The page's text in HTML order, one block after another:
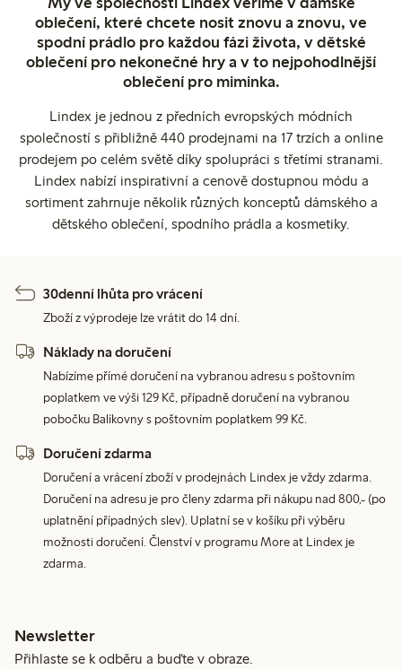
oblečení, které chcete nosit znovu a znovu, ve
spodní prádlo pro každou fázi života, v dětské
oblečení pro nekonečné hry a v to nejpohodlnější
oblečení pro miminka.
Lindex je jednou z předních evropských módních
společností s přibližně 440 prodejnami na 17 trzích a online
prodejem po celém světě díky spolupráci s třetími stranami.
Lindex nabízí inspirativní a cenově dostupnou módu a
sortiment zahrnuje několik různých konceptů dámského a
dětského oblečení, spodního prádla a kosmetiky.
30denní lhůta pro vrácení
Zboží z výprodeje lze vrátit do 14 dní.
Náklady na doručení
Nabízíme přímé doručení na vybranou adresu s poštovním
poplatkem ve výši 129 Kč, případně doručení na vybranou
pobočku Balíkovny s poštovním poplatkem 99 Kč.
Doručení zdarma
Doručení a vrácení zboží v prodejnách Lindex je vždy zdarma.
Doručení na adresu je pro členy zdarma při nákupu nad 800,- (po
uplatnění případných slev). Uplatní se v košíku při výběru
možnosti doručení. Členství v programu More at Lindex je
zdarma.
Newsletter
Přihlaste se k odběru a buďte v obraze.